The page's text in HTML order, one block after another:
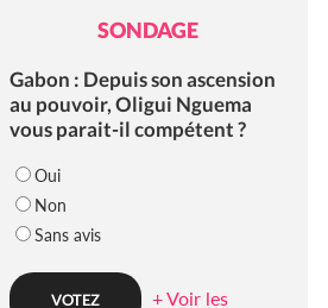
SONDAGE
Gabon : Depuis son ascension
au pouvoir, Oligui Nguema
vous parait-il compétent ?
Oui
Non
Sans avis
+ Voir les